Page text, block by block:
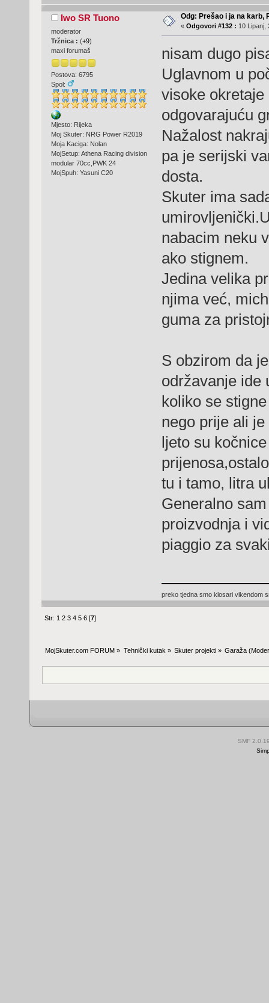
Iwo SR Tuono
moderator
Tržnica : (+9)
maxi forumaš
Postova: 6795
Spol:
Mjesto: Rijeka
Moj Skuter: NRG Power R2019
Moja Kaciga: Nolan
MojSetup: Athena Racing division
modular 70cc,PWK 24
MojSpuh: Yasuni C20
Odg: Prešao i ja na karb,
« Odgovori #132 : 10 Lipanj,
nisam dugo
Uglavnom u
visoke
odgovarajuću
Nažalost
pa je serijski
dosta.
Skuter ima
nabacim neku
ako stignem.
Jedina velika
njima već,
guma za
S obzirom da
održavanje ide
koliko se
nego prije ali
ljeto su
tu i tamo, litra
Generalno
proizvodnja i
piaggio za
preko tjedna smo klosari vikendom
Str: 1 2 3 4 5 6 [7]
MojSkuter.com FORUM » Tehnički kutak » Skuter projekti» Garaža
SMF